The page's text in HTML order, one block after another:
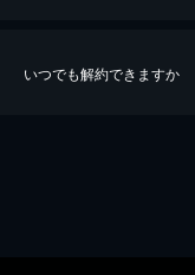
いつでも解約できますか